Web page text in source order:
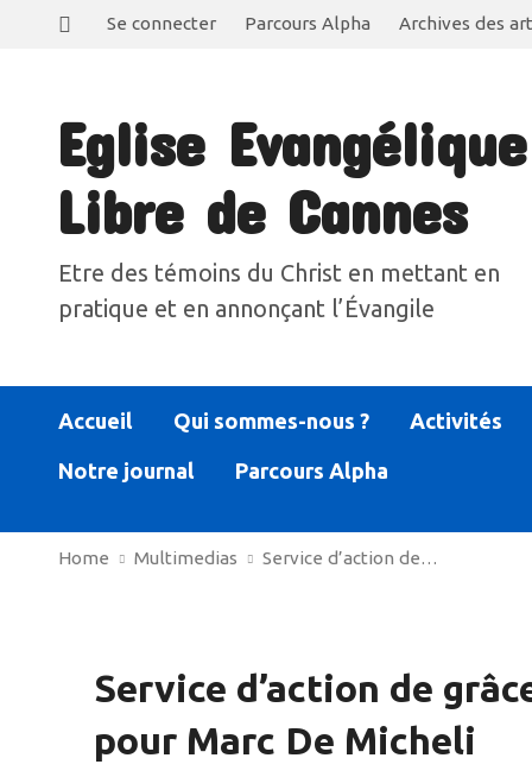
Se connecter Parcours Alpha Archives des
Eglise Evangélique
Libre de Cannes
Etre des témoins du Christ en mettant en
pratique et en annonçant l’Évangile
Accueil Qui sommes-nous ? Activités
Notre journal Parcours Alpha
Home Multimedias Service d’action de…
Service d’action de
pour Marc De Micheli